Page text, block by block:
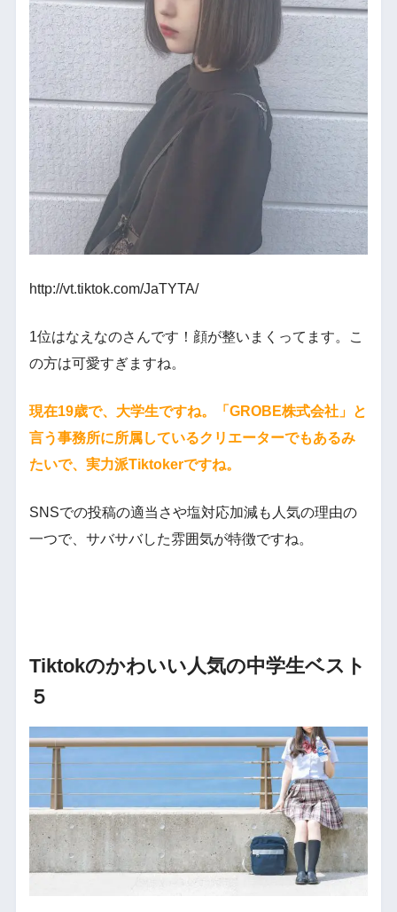
http://vt.tiktok.com/JaTYTA/
1位はなえなのさんです！顔が整いまくってます。こ
の方は可愛すぎますね。
現在19歳で、大学生ですね。「GROBE株式会社」と
言う事務所に所属しているクリエーターでもあるみ
たいで、実力派Tiktokerですね。
SNSでの投稿の適当さや塩対応加減も人気の理由の
一つで、サバサバした雰囲気が特徴ですね。
Tiktokのかわいい人気の中学生ベスト
５